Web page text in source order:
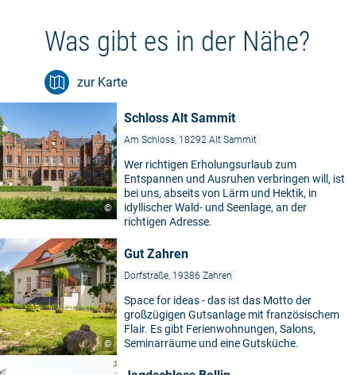
Was gibt es in der Nähe?
zur Karte
©
Schloss Alt Sammit
Am Schloss, 18292 Alt Sammit
Wer richtigen Erholungsurlaub zum
Entspannen und Ausruhen verbringen will, ist
bei uns, abseits von Lärm und Hektik, in
idyllischer Wald- und Seenlage, an der
richtigen Adresse.
©
Gut Zahren
Dorfstraße, 19386 Zahren
Space for ideas - das ist das Motto der
großzügigen Gutsanlage mit französischem
Flair. Es gibt Ferienwohnungen, Salons,
Seminarräume und eine Gutsküche.